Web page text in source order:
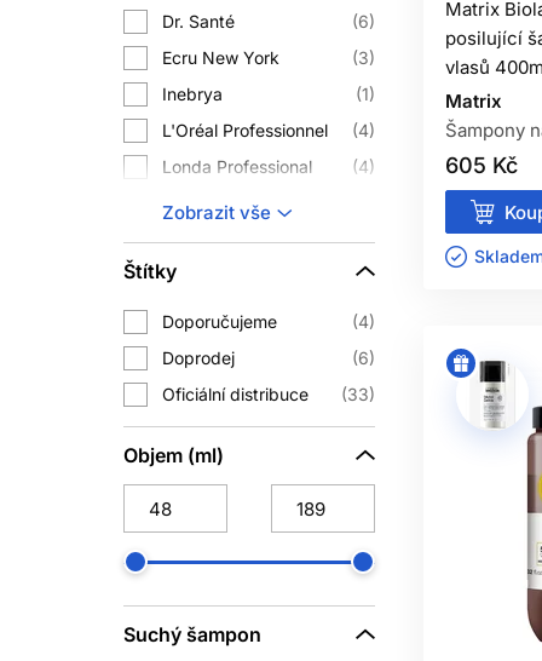
Sledujte, zda sérum slibuje
nedokazují
MASKA PRO
Maska pro zahuštění vlasů
Masku nanášejte od středních
Zdravý komfort pokožky je důležitý,
podle produkce mazu a
Jemná masáž může být příjemná a
Omezte těsné účesy, agresivní
vlasy před
Vyvážená strava je důležitá,
Dr. Santé
6
Ecru New York
3
Inebrya
1
L'Oréal Professionnel
4
Londa Professional
4
Matrix
Subrina Professional
10
The Doctor
2
Wella Professionals
1
Zobrazit vše
Štítky
Doporučujeme
4
Doprodej
6
Oficiální distribuce
33
Objem (ml)
Suchý šampon
Matrix
posilující
vlasů
Matrix
Šampony
605 Kč
Skladem